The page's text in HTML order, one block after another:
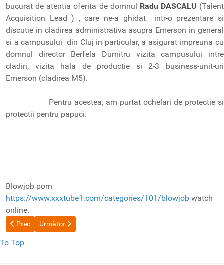
bucurat de atentia oferita de domnul Radu DASCALU (Talent
Acquisition Lead ) , care ne-a ghidat intr-o prezentare si
discutie in cladirea administrativa asupra Emerson in general
si a campusului din Cluj in particular, a asigurat impreuna cu
domnul director Berfela Dumitru vizita campusului intre
cladiri, vizita hala de productie si 2-3 business-unit-uri
Emerson (cladirea M5).
Pentru acestea, am purtat ochelari de protectie si
protectii pentru papuci.
Blowjob porn
https://www.xxxtube1.com/categories/101/blowjob watch
online.
Articol precedent: Vizită la Institutul francez
Prec Articolul următor: Vizită la licee clujene
Următor
To Top